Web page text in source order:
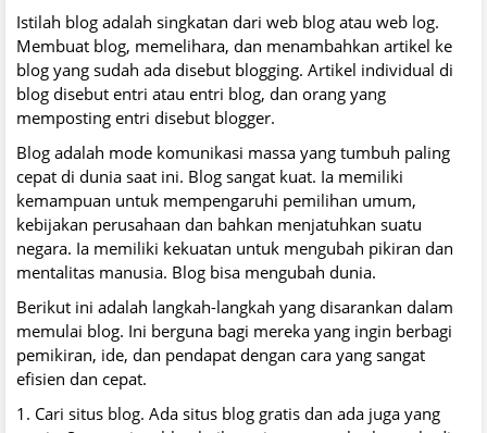
Istilah blog adalah singkatan dari web blog atau web log.
Membuat blog, memelihara, dan menambahkan artikel ke
blog yang sudah ada disebut blogging. Artikel individual di
blog disebut entri atau entri blog, dan orang yang
memposting entri disebut blogger.
Blog adalah mode komunikasi massa yang tumbuh paling
cepat di dunia saat ini. Blog sangat kuat. Ia memiliki
kemampuan untuk mempengaruhi pemilihan umum,
kebijakan perusahaan dan bahkan menjatuhkan suatu
negara. Ia memiliki kekuatan untuk mengubah pikiran dan
mentalitas manusia. Blog bisa mengubah dunia.
Berikut ini adalah langkah-langkah yang disarankan dalam
memulai blog. Ini berguna bagi mereka yang ingin berbagi
pemikiran, ide, dan pendapat dengan cara yang sangat
efisien dan cepat.
1. Cari situs blog. Ada situs blog gratis dan ada juga yang